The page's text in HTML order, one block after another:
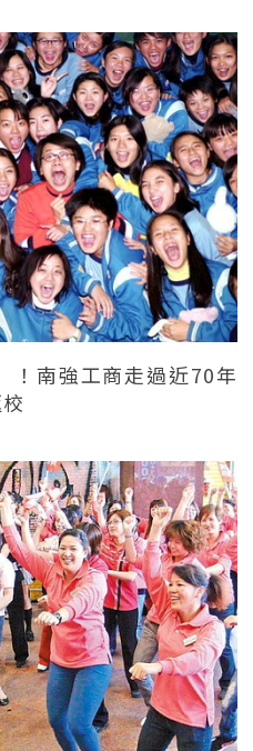
！南強工商走過近70年